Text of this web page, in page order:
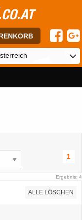
1
Ergebnis: 4
ALLE LÖSCHEN